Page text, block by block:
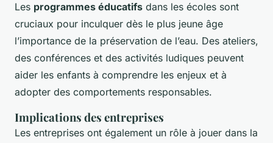
Les programmes éducatifs dans les écoles sont
cruciaux pour inculquer dès le plus jeune âge
l’importance de la préservation de l’eau. Des ateliers,
des conférences et des activités ludiques peuvent
aider les enfants à comprendre les enjeux et à
adopter des comportements responsables.
Implications des entreprises
Les entreprises ont également un rôle à jouer dans la